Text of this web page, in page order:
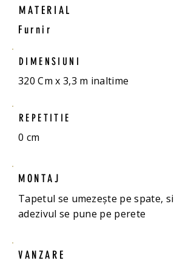
MATERIAL
Furnir
DIMENSIUNI
320 Cm x 3,3 m inaltime
REPETITIE
0 cm
MONTAJ
Tapetul se umezește pe spate, si
adezivul se pune pe perete
VANZARE